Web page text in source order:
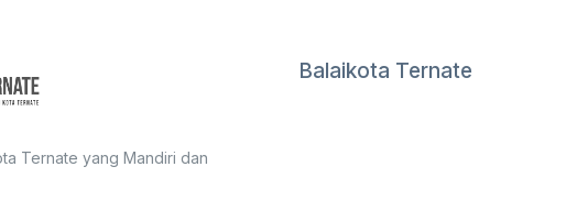
Ternate yang Mandiri dan
Balaikota Ternate